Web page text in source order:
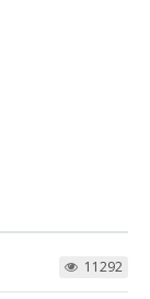
11292